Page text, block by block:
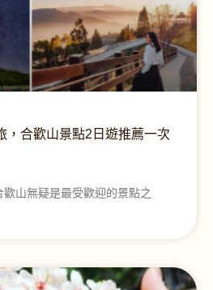
，合歡山景點2日遊推薦一次
山無疑是最受歡迎的景點之